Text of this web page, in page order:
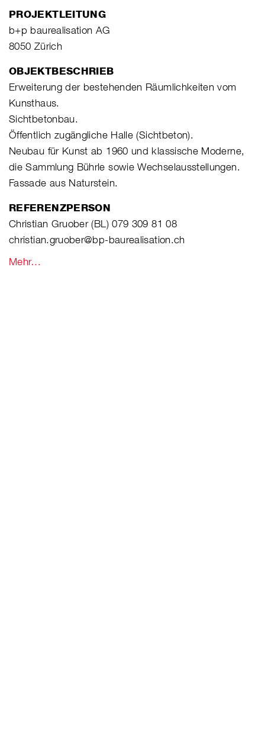
PROJEKTLEITUNG
b+p baurealisation AG
8050 Zürich
OBJEKTBESCHRIEB
Erweiterung der bestehenden Räumlichkeiten vom
Kunsthaus.
Sichtbetonbau.
Öffentlich zugängliche Halle (Sichtbeton).
Neubau für Kunst ab 1960 und klassische Moderne,
die Sammlung Bührle sowie Wechselausstellungen.
Fassade aus Naturstein.
REFERENZPERSON
Christian Gruober (BL) 079 309 81 08
christian.gruober@bp-baurealisation.ch
Mehr…